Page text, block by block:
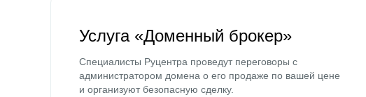
Услуга «Доменный брокер»
Специалисты Руцентра проведут переговоры с
администратором домена о его продаже по вашей цене
и организуют безопасную сделку.